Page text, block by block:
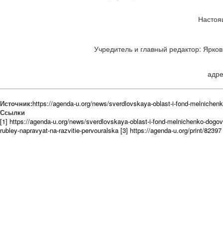
Учредитель и главный редактор:
Источник:https://agenda-u.org/news/sverdlovskaya-oblast-i-fond-
Ссылки
[1] https://agenda-u.org/news/sverdlovskaya-oblast-i-fond-melnichenko-
rubley-napravyat-na-razvitie-pervouralska [3] https://agenda-u.org/print/82397